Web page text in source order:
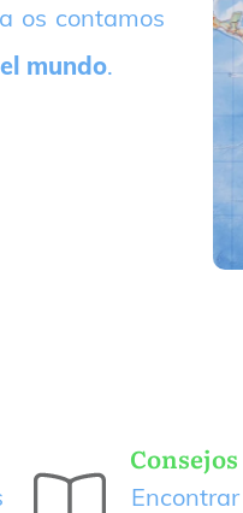
os contamos
mundo.
Consejos